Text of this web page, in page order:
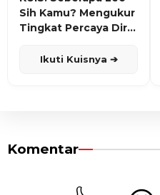
Sih Kamu? Mengukur
Tingkat Percaya Diri
Ikuti Kuisnya ➔
Komentar